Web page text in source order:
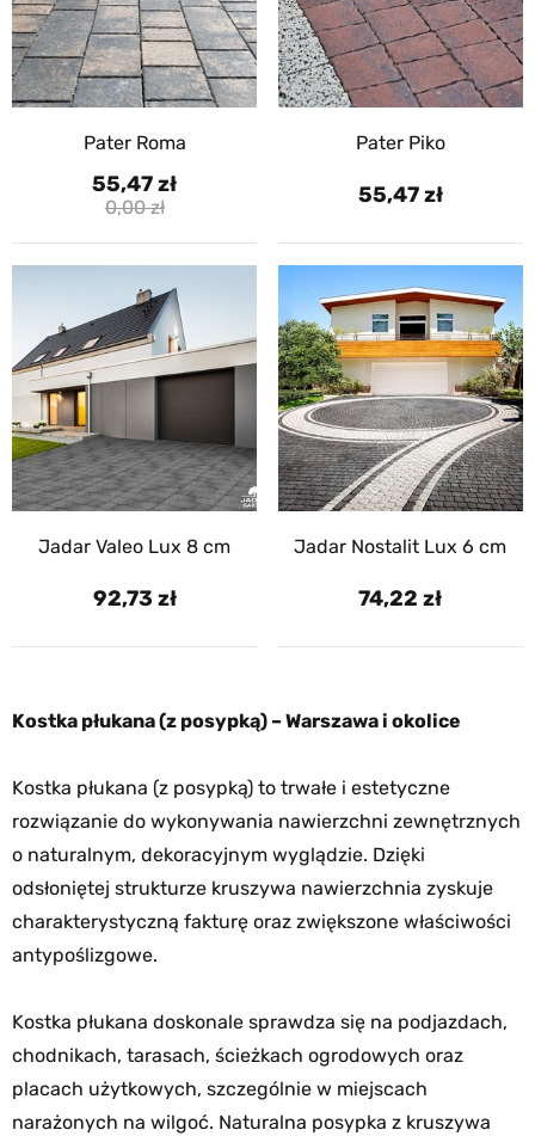
Kostka płukana (z posypką) – Warszawa i okolice
Kostka płukana (z posypką) to trwałe i estetyczne
rozwiązanie do wykonywania nawierzchni zewnętrznych
o naturalnym, dekoracyjnym wyglądzie. Dzięki
odsłoniętej strukturze kruszywa nawierzchnia zyskuje
charakterystyczną fakturę oraz zwiększone właściwości
antypoślizgowe.
Kostka płukana doskonale sprawdza się na podjazdach,
chodnikach, tarasach, ścieżkach ogrodowych oraz
placach użytkowych, szczególnie w miejscach
narażonych na wilgoć. Naturalna posypka z kruszywa
Pater Roma
55,47
0,00
Pater Piko
55,47
Jadar Valeo Lux 8 cm
92,73
Jadar Nostalit Lux 6 cm
74,22